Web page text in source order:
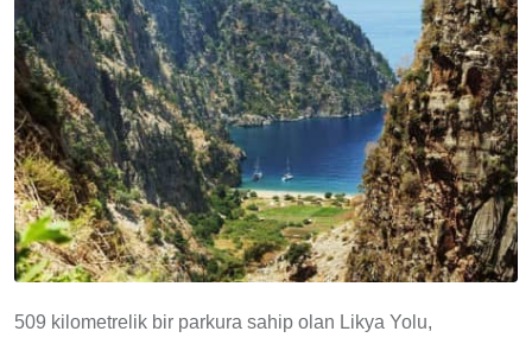
509 kilometrelik bir parkura sahip olan Likya Yolu,